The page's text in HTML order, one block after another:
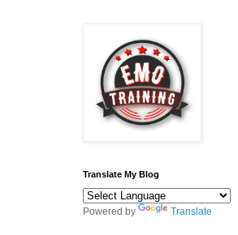
Translate My Blog
Powered by Translate